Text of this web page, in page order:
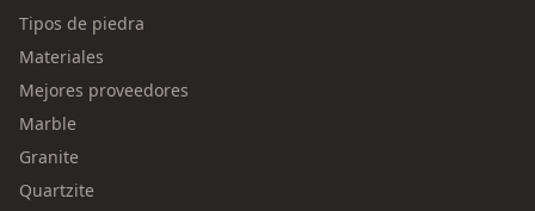
Tipos de piedra
Materiales
Mejores proveedores
Marble
Granite
Quartzite